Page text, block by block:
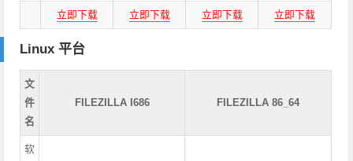
立即下载 立即下载 立即下载 立即下载
Linux 平台
文
件
名
FILEZILLA I686 FILEZILLA 86_64
软